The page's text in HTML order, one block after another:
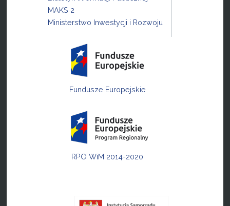
MAKS 2
Ministerstwo Inwestycji i Rozwoju
Fundusze Europejskie
RPO WiM 2014-2020